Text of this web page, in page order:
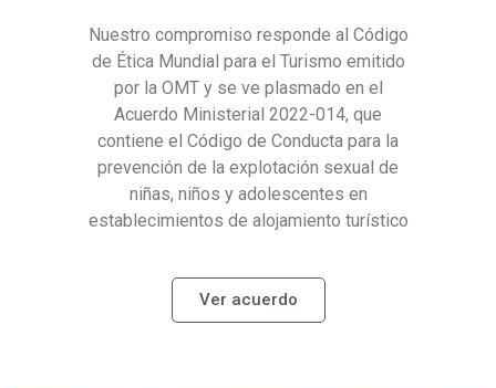
Nuestro compromiso responde al Código
de Ética Mundial para el Turismo emitido
por la OMT y se ve plasmado en el
Acuerdo Ministerial 2022-014, que
contiene el Código de Conducta para la
prevención de la explotación sexual de
niñas, niños y adolescentes en
establecimientos de alojamiento turístico
Ver acuerdo